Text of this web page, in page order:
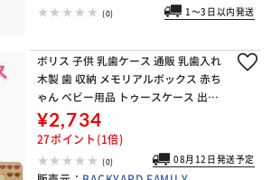
(0) 1～3日以内発送
ボリス 子供 乳歯ケース 通販 乳歯入れ
木製 歯 収納 メモリアルボックス 赤ち
ゃん ベビー用品 トゥースケース 出産
祝い キャラクター グッズ 男の子 女の
子 桐 桐箱 かわいい おしゃれ 可愛い
¥2,734
27ポイント(1倍)
(0) 08月12日発送予定